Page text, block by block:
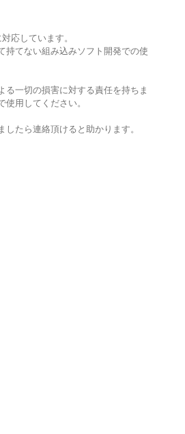
応しています。
持てない組み込みソフト開発での使
る一切の損害に対する責任を持ちま
用してください。
したら連絡頂けると助かります。